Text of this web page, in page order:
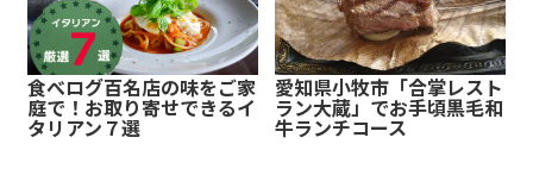
食べログ百名店の味をご家
庭で！お取り寄せできるイ
タリアン７選
愛知県小牧市「合掌レスト
ラン大蔵」でお手頃黒毛和
牛ランチコース